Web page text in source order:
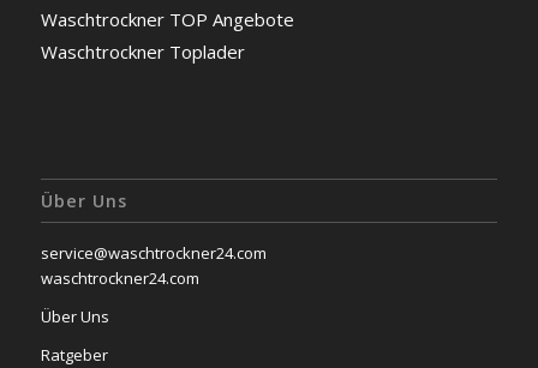
Waschtrockner TOP Angebote
Waschtrockner Toplader
Über Uns
service@waschtrockner24.com
waschtrockner24.com
Über Uns
Ratgeber